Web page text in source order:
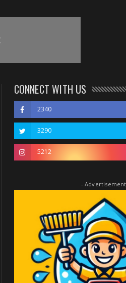
CONNECT WITH US
2340
3290
5212
-